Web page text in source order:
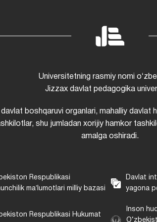
Universitetning rasmiy nomi
Jizzax davlat pedagogika
boshqaruvi organlari, mahalliy davlat
shu jumladan xorijiy hamkor
amalga oshiradi.
Respublikasi
maʼlumotlari milliy bazasi
Davlat
yagona
Respublikasi Hukumat
Inson